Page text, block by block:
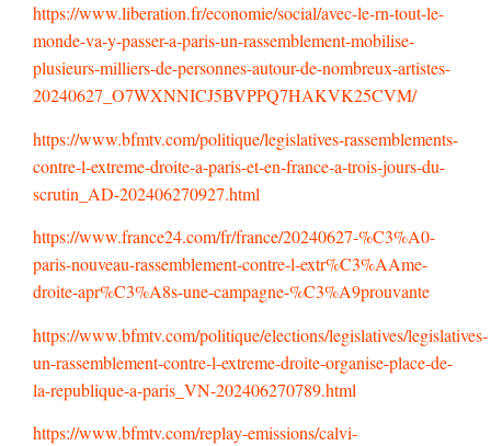
https://www.liberation.fr/economie/social/avec-le-rn-tout-le-
monde-va-y-passer-a-paris-un-rassemblement-mobilise-
plusieurs-milliers-de-personnes-autour-de-nombreux-artistes-
20240627_O7WXNNICJ5BVPPQ7HAKVK25CVM/
https://www.bfmtv.com/politique/legislatives-rassemblements-
contre-l-extreme-droite-a-paris-et-en-france-a-trois-jours-du-
scrutin_AD-202406270927.html
https://www.france24.com/fr/france/20240627-%C3%A0-
paris-nouveau-rassemblement-contre-l-extr%C3%AAme-
droite-apr%C3%A8s-une-campagne-%C3%A9prouvante
https://www.bfmtv.com/politique/elections/legislatives/legislatives-
un-rassemblement-contre-l-extreme-droite-organise-place-de-
la-republique-a-paris_VN-202406270789.html
https://www.bfmtv.com/replay-emissions/calvi-